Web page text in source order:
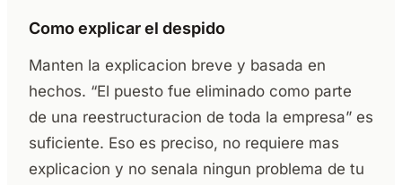
Como explicar el despido
Manten la explicacion breve y basada en
hechos. “El puesto fue eliminado como parte
de una reestructuracion de toda la empresa” es
suficiente. Eso es preciso, no requiere mas
explicacion y no senala ningun problema de tu